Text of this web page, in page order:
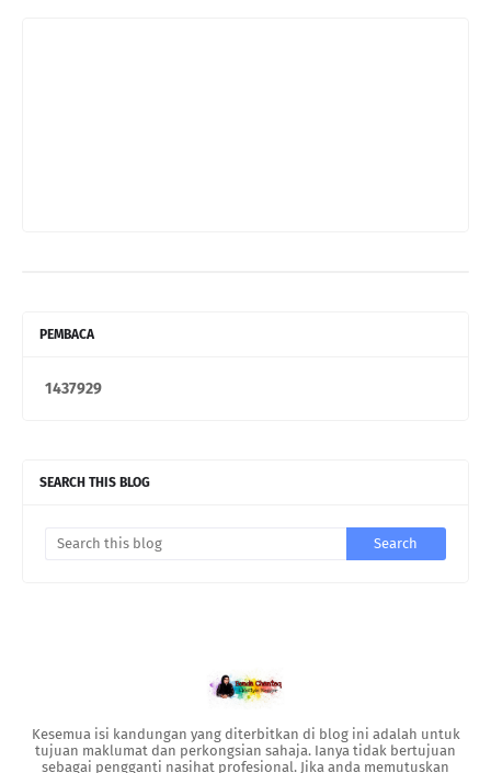
PEMBACA
1437929
SEARCH THIS BLOG
Kesemua isi kandungan yang diterbitkan di blog ini adalah untuk
tujuan maklumat dan perkongsian sahaja. Ianya tidak bertujuan
sebagai pengganti nasihat profesional. Jika anda memutuskan